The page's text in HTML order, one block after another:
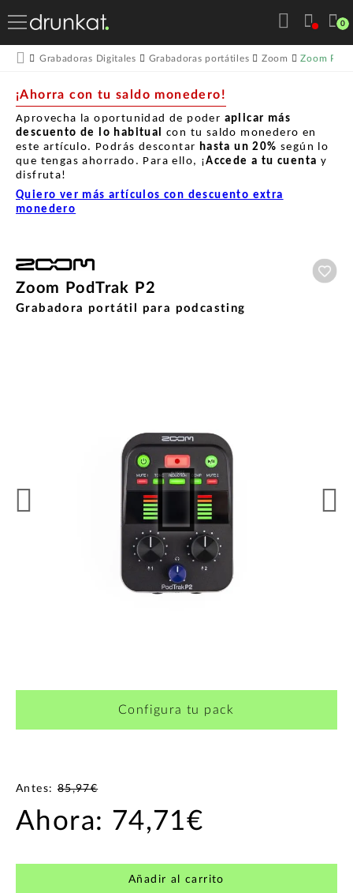
0
Grabadoras Digitales Grabadoras portátiles Zoom Zoom
¡Ahorra con tu saldo monedero!
Aprovecha la oportunidad de poder aplicar más
descuento de lo habitual con tu saldo monedero en
este artículo. Podrás descontar hasta un 20% según lo
que tengas ahorrado. Para ello, ¡Accede a tu cuenta y
disfruta!
Quiero ver más artículos con descuento extra
monedero
Zoom PodTrak P2
Grabadora portátil para podcasting
Configura tu pack
Antes:85,97€
Ahora: 74,71€
Añadir al carrito